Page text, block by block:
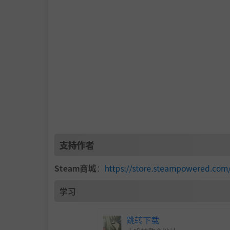
支持作者
Steam商城： https://
学习
跳转下载